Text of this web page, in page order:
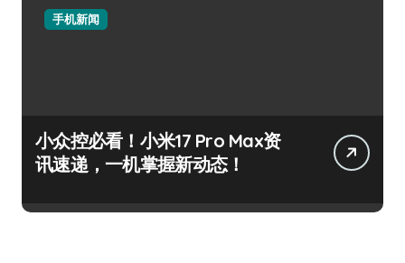
手机新闻
小众控必看！小米17 Pro Max资
讯速递，一机掌握新动态！